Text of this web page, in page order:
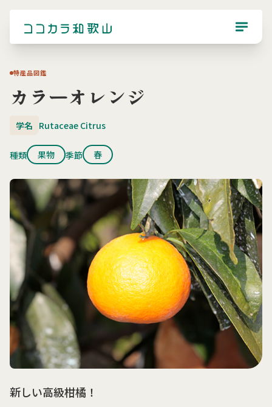
特産品図鑑
カラーオレンジ
学名 Rutaceae Citrus
種類 果物 季節 春
新しい高級柑橘！